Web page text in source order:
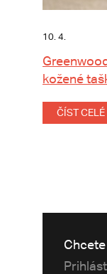
10. 4.
kožené
ČÍST CELÉ